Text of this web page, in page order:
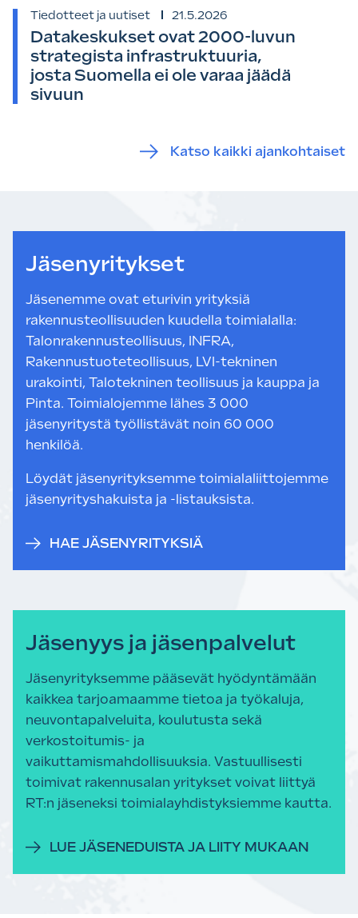
Tiedotteet ja uutiset 21.5.2026
Datakeskukset ovat 2000-luvun
strategista infrastruktuuria,
josta Suomella ei ole varaa jäädä
sivuun
Katso kaikki ajankohtaiset
Jäsenyritykset
Jäsenemme ovat eturivin yrityksiä
rakennusteollisuuden kuudella toimialalla:
Talonrakennusteollisuus, INFRA,
Rakennustuoteteollisuus, LVI-tekninen
urakointi, Talotekninen teollisuus ja kauppa ja
Pinta. Toimialojemme lähes 3 000
jäsenyritystä työllistävät noin 60 000
henkilöä.
Löydät jäsenyrityksemme toimialaliittojemme
jäsenyrityshakuista ja -listauksista.
HAE JÄSENYRITYKSIÄ
Jäsenyys ja jäsenpalvelut
Jäsenyrityksemme pääsevät hyödyntämään
kaikkea tarjoamaamme tietoa ja työkaluja,
neuvontapalveluita, koulutusta sekä
verkostoitumis- ja
vaikuttamismahdollisuuksia. Vastuullisesti
toimivat rakennusalan yritykset voivat liittyä
RT:n jäseneksi toimialayhdistyksiemme kautta.
LUE JÄSENEDUISTA JA LIITY MUKAAN